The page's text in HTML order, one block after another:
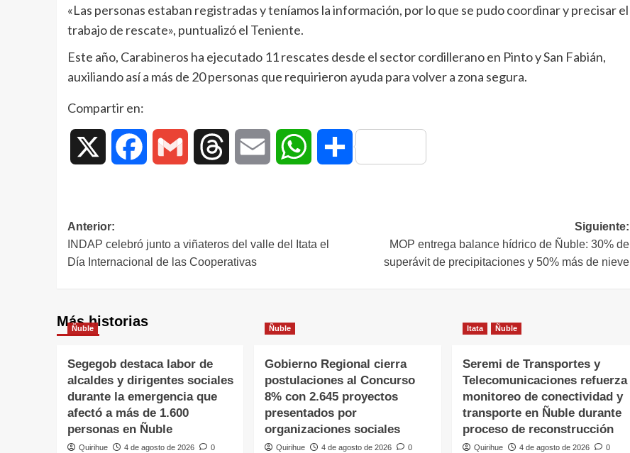
«Las personas estaban registradas y teníamos la información, por lo que se pudo coordinar y precisar el
trabajo de rescate», puntualizó el Teniente.
Este año, Carabineros ha ejecutado 11 rescates desde el sector cordillerano en Pinto y San Fabián,
auxiliando así a más de 20 personas que requirieron ayuda para volver a zona segura.
Compartir en:
Facebook Gmail Threads Email WhatsAppCompartir
Anterior:
INDAP celebró junto a viñateros del valle del Itata el
Día Internacional de las Cooperativas
Siguiente:
MOP entrega balance hídrico de Ñuble: 30% de
superávit de precipitaciones y 50% más de nieve
Más historias
Ñuble
Segegob destaca labor de
alcaldes y dirigentes sociales
durante la emergencia que
afectó a más de 1.600
personas en Ñuble
Quirihue 4 de agosto de 2026 0
Ñuble
Gobierno Regional cierra
postulaciones al Concurso
8% con 2.645 proyectos
presentados por
organizaciones sociales
Quirihue 4 de agosto de 2026 0
Itata Ñuble
Seremi de Transportes y
Telecomunicaciones refuerza
monitoreo de conectividad y
transporte en Ñuble durante
proceso de reconstrucción
Quirihue 4 de agosto de 2026 0